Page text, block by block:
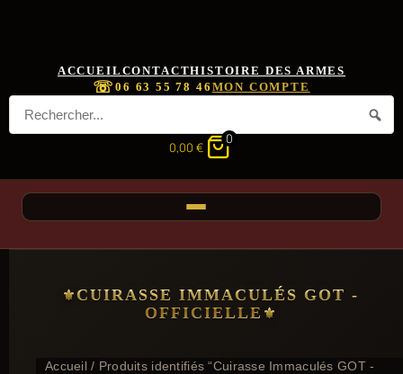
ACCUEIL CONTACTHISTOIRE DES ARMES
☏06 63 55 78 46 MON COMPTE
0,00 €
0
CUIRASSE IMMACULÉS GOT -
OFFICIELLE
Accueil/ Produits identifiés “Cuirasse Immaculés GOT -